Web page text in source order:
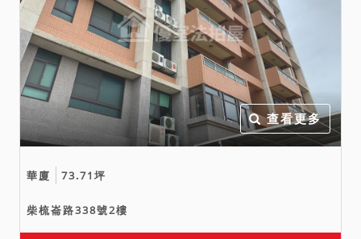
第7項規定，除買受人為共有
人外，共有人有依相同條件
優先承買之權，有2人以上願
優先承買者，以抽籤定之。
五、土地共有人有優先承買
權；若共有人之一到場應買
拍得，其餘共有人無優先承
惟主張優先承買權之共有
查看更多
華廈 73.71坪
柴梳崙路338號2樓